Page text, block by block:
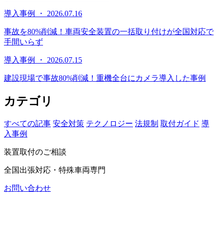
導入事例 ・ 2026.07.16
事故を80%削減！車両安全装置の一括取り付けが全国対応で
手間いらず
導入事例 ・ 2026.07.15
建設現場で事故80%削減！重機全台にカメラ導入した事例
カテゴリ
すべての記事 安全対策 テクノロジー 法規制 取付ガイド 導
入事例
装置取付のご相談
全国出張対応・特殊車両専門
お問い合わせ